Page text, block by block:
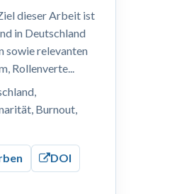
dieser Arbeit ist
in Deutschland
sowie relevanten
Rollenverte...
Burnout,
DOI